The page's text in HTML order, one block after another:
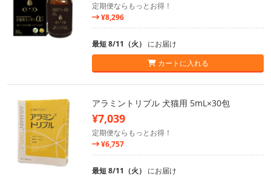
定期便ならもっとお得！
¥8,296
最短 8/11（火） にお届け
カートに入れる
アラミントリプル 犬猫用 5mL×30包
¥7,039
定期便ならもっとお得！
¥6,757
最短 8/11（火） にお届け